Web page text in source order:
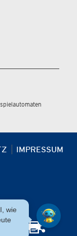
IMPRESSUM
wie